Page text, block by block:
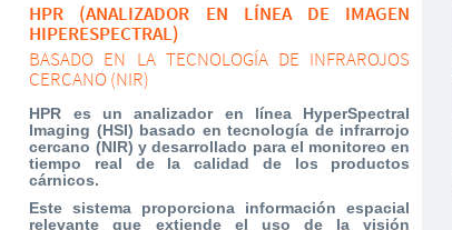
HPR (ANALIZADOR EN LÍNEA DE IMAGEN
HIPERESPECTRAL)
BASADO EN LA TECNOLOGÍA DE INFRAROJOS
CERCANO (NIR)
HPR es un analizador en línea HyperSpectral
Imaging (HSI) basado en tecnología de infrarrojo
cercano (NIR) y desarrollado para el monitoreo en
tiempo real de la calidad de los productos
cárnicos.
Este sistema proporciona información espacial
relevante que extiende el uso de la visión